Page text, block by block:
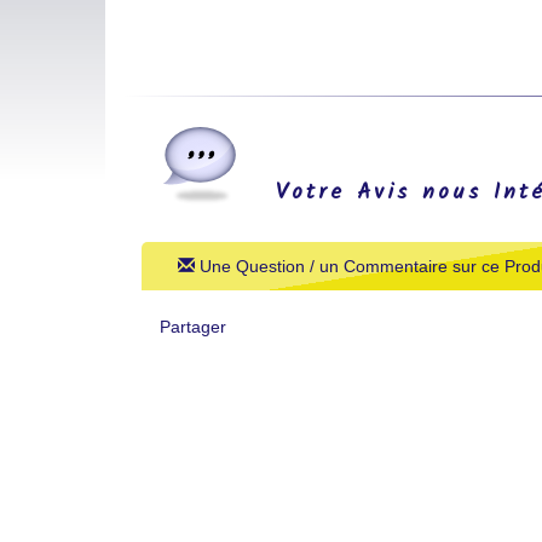
Votre Avis nous
Une Question / un Commentaire sur ce
Partager